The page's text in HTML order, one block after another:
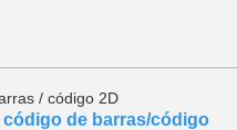
/ código 2D
de barras/código